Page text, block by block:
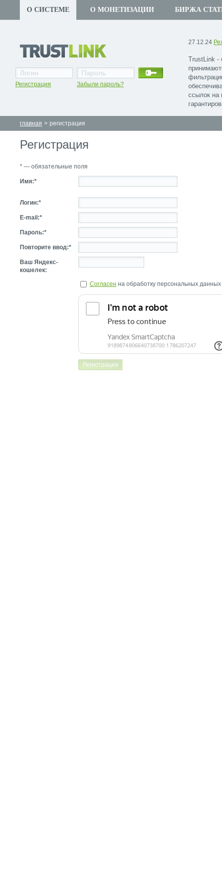
О СИСТЕМЕ О МОНЕТИЗАЦИИ БИРЖА
27.12.24
TrustLink -
ссылок на
Регистрация Забыли пароль?
главная > регистрация
Регистрация
* — обязательные поля
Имя:*
Логин:*
E-mail:*
Пароль:*
Повторите ввод:*
Ваш Яндекс-
кошелек:
Согласен на обработку персональных данных